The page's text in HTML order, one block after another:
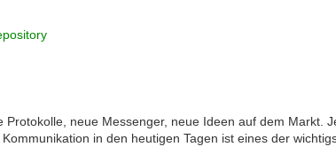
Protokolle, neue Messenger, neue Ideen auf dem Markt.
in den heutigen Tagen ist eines der